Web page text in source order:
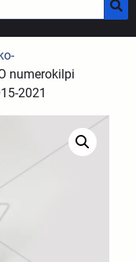
numerokilpi
2021